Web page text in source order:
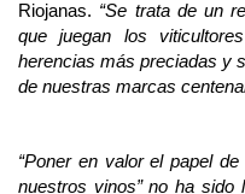
Riojanas. “Se trata de un
que juegan los
herencias más preciadas y
de nuestras marcas
“Poner en valor el papel
nuestros vinos” no ha sido